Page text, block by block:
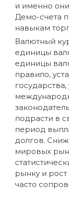
и именно
Демо-счета
навыкам
Валютный
единицы
единицы
правило,
подрасти в
период
долгов.
мировых
рынку и
часто